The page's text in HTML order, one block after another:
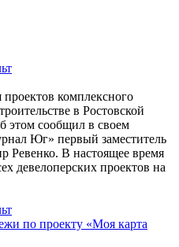
комплексного
в Ростовской
этом сообщил в своем
Юг» первый заместитель
Ревенко. В настоящее время
девелоперских проектов на
по проекту «Моя карта